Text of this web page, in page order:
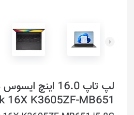
لپ تاپ 16.0 اینچ
16X K3605ZF-MB651